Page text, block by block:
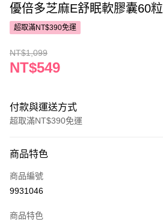
優倍多芝麻E舒眠軟膠囊60粒
超取滿NT$390免運
NT$1,099
NT$549
付款與運送方式
超取滿NT$390免運
POYA支付
信用卡一次付款
商品特色
商品編號
9931046
商品特色